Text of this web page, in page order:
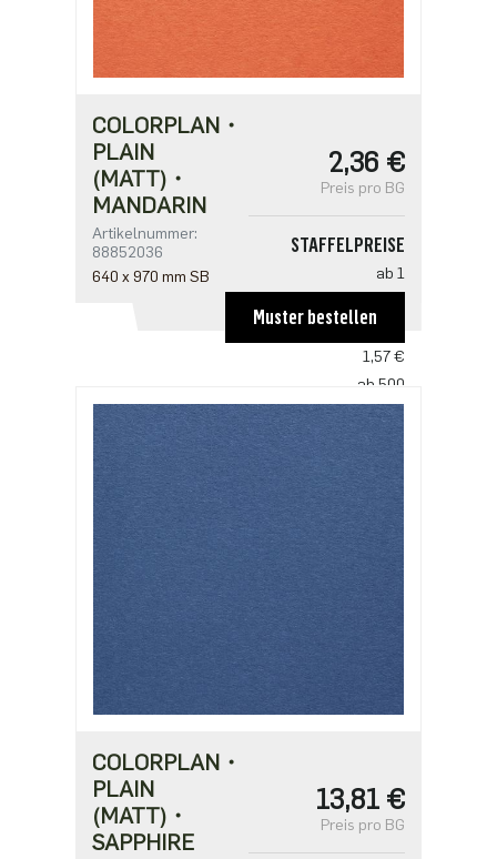
COLORPLAN・
PLAIN
(MATT)・
MANDARIN
Artikelnummer:
88852036
640 x 970 mm SB
2,36 €
Preis pro BG
STAFFELPREISE
ab 1
ab 250
1,57 €
ab 500
1,52 €
ab 1250
1,31 €
ab 2500
1,05 €
Muster bestellen
COLORPLAN・
PLAIN
(MATT)・
SAPPHIRE
13,81 €
Preis pro BG